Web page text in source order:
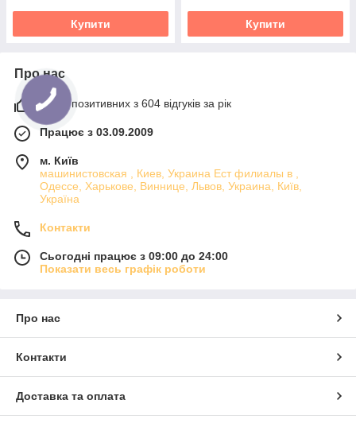
Купити Купити
Про нас
100% позитивних з 604 відгуків за рік
Працює з 03.09.2009
м. Київ
машинистовская , Киев, Украина Ест филиалы в ,
Одессе, Харькове, Виннице, Львов, Украина, Київ,
Україна
Контакти
Сьогодні працює з 09:00 до 24:00
Показати весь графік роботи
Про нас
Контакти
Доставка та оплата